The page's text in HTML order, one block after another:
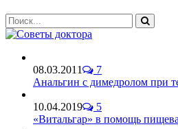
08.03.2011
7
Анальгин с димедролом при
10.04.2019
5
«Витальгар» в помощь